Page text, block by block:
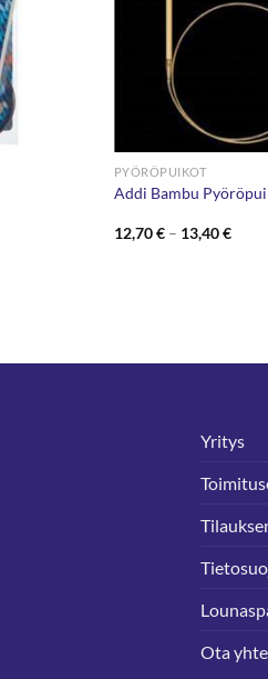
PYÖRÖPUIKOT
Addi Bambu
12,70€ – 13,40€
Yritys
Ota